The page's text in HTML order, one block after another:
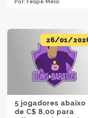
Por: Felipe Melo
26/01/
5 jogadores abaixo
de C$ 8,00 para